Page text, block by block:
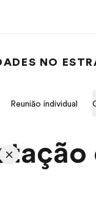
tudo que
NO
Reunião individual